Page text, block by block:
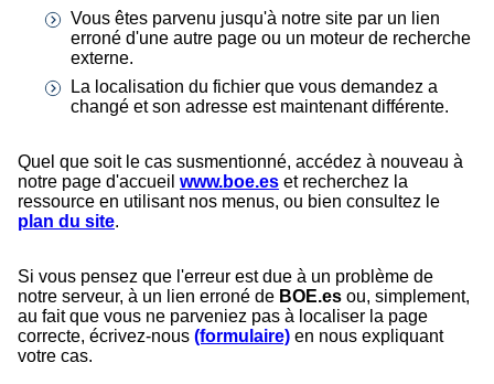
Vous êtes parvenu jusqu'à notre site par un lien
erroné d'une autre page ou un moteur de recherche
externe.
La localisation du fichier que vous demandez a
changé et son adresse est maintenant différente.
Quel que soit le cas susmentionné, accédez à nouveau à
notre page d'accueil www.boe.es et recherchez la
ressource en utilisant nos menus, ou bien consultez le
plan du site.
Si vous pensez que l'erreur est due à un problème de
notre serveur, à un lien erroné de BOE.es ou, simplement,
au fait que vous ne parveniez pas à localiser la page
correcte, écrivez-nous (formulaire) en nous expliquant
votre cas.